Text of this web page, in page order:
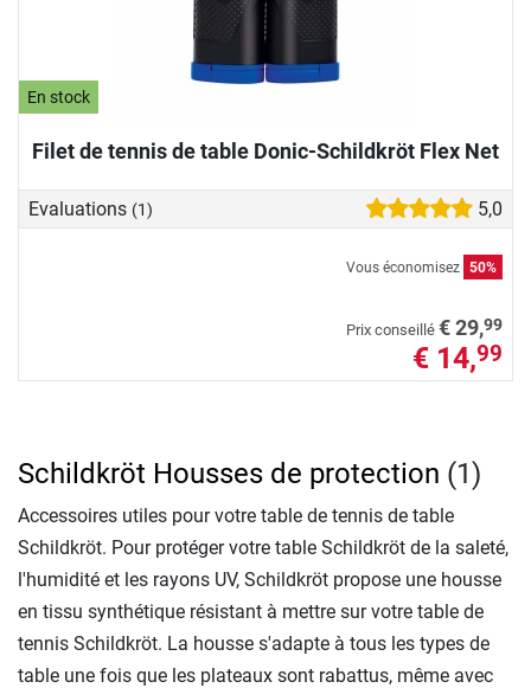
En stock
Filet de tennis de table Donic-Schildkröt Flex Net
Evaluations (1) 5,0
Vous économisez 50%
Prix conseillé € 29,99
€ 14,99
Schildkröt Housses de protection (1)
Accessoires utiles pour votre table de tennis de table
Schildkröt. Pour protéger votre table Schildkröt de la saleté,
l'humidité et les rayons UV, Schildkröt propose une housse
en tissu synthétique résistant à mettre sur votre table de
tennis Schildkröt. La housse s'adapte à tous les types de
table une fois que les plateaux sont rabattus, même avec